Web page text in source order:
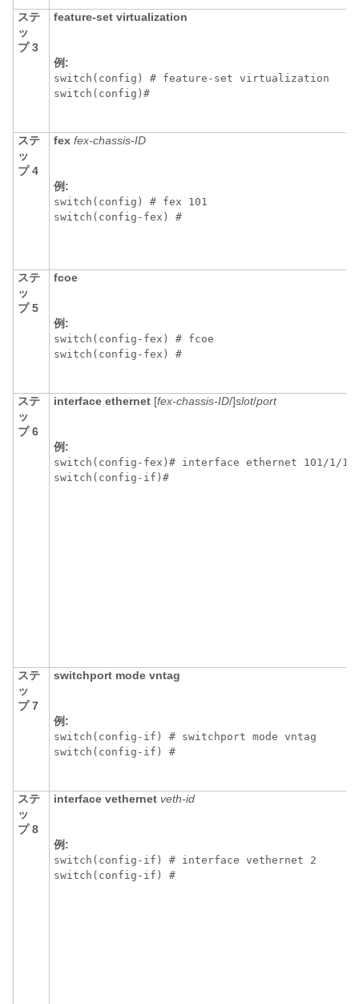
ステ
ッ
プ 3
feature-set virtualization
例:
switch(config) # feature-set virtualization
switch(config)#
ステ
ッ
プ 4
fex fex-chassis-ID
例:
switch(config) # fex 101
switch(config-fex) #
ステ
ッ
プ 5
fcoe
例:
switch(config-fex) # fcoe
switch(config-fex) #
ステ
ッ
プ 6
interface ethernet [fex-chassis-ID/]slot/port
例:
switch(config-fex)# interface ethernet 101/1/1
switch(config-if)#
ステ
ッ
プ 7
switchport mode vntag
例:
switch(config-if) # switchport mode vntag
switch(config-if) #
ステ
ッ
プ 8
interface vethernet veth-id
例:
switch(config-if) # interface vethernet 2
switch(config-if) #